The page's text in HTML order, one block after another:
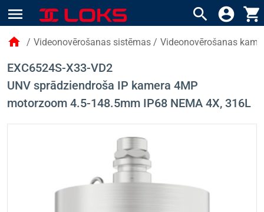
menu search account_circle shopping_cart
home / Videonovērošanas sistēmas / Videonovērošanas
EXC6524S-X33-VD2
UNV sprādziendroša IP kamera 4MP
motorzoom 4.5-148.5mm IP68 NEMA 4X, 316L